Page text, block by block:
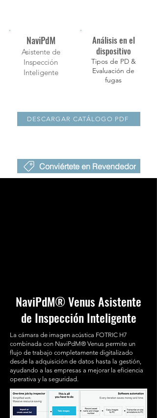
NaviPdM
Asistente de
Inspección
Inteligente
Análisis en el
dispositivo
Tipos de PD &
Evaluación de
fugas
DESCARGAR CATÁLOGO PDF
Conviértete en Revendedor
NaviPdM® Venus Asistente
de Inspección Inteligente
La cámara de imagen acústica FOTRIC H7
combinada con NaviPdM® Venus permite un
flujo de trabajo completamente digitalizado
desde la adquisición de datos hasta la gestión,
ayudando a las empresas a mejorar la eficiencia
operativa y la seguridad.